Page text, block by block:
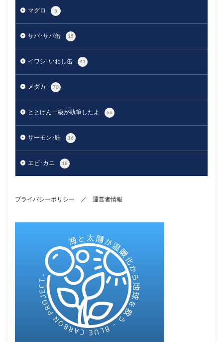
マグロ 5
サバ･サバ缶 15
イワシ･いわし缶 41
メダカ 70
ととけん一級が執筆したよ 66
サーモン･鮭 16
エビ･カニ 18
プライバシーポリシー ／ 運営者情報